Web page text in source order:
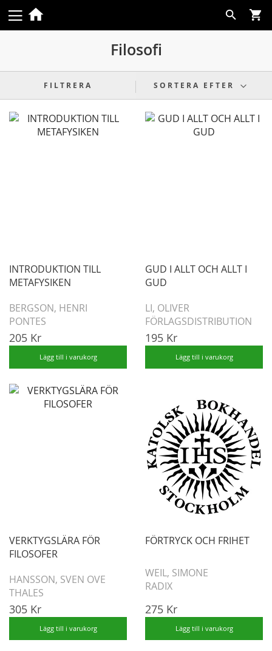
Skip
to
Search
Filosofi
FILTRERA SORTERA EFTER
INTRODUKTION TILL
METAFYSIKEN
BERGSON, HENRI
PONTES
205 Kr
Lägg till i varukorg
GUD I ALLT OCH ALLT I
GUD
LI, OLIVER
FÖRLAGSDISTRIBUTION
195 Kr
Lägg till i varukorg
VERKTYGSLÄRA FÖR
FILOSOFER
HANSSON, SVEN OVE
THALES
305 Kr
Lägg till i varukorg
FÖRTRYCK OCH FRIHET
WEIL, SIMONE
RADIX
275 Kr
Lägg till i varukorg